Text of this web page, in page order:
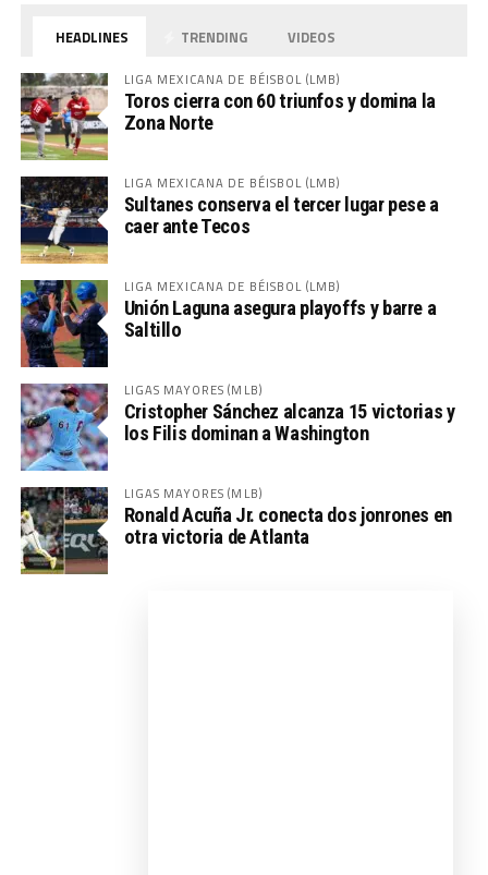
HEADLINES TRENDING VIDEOS
LIGA MEXICANA DE BÉISBOL (LMB)
Toros cierra con 60 triunfos y domina la
Zona Norte
LIGA MEXICANA DE BÉISBOL (LMB)
Sultanes conserva el tercer lugar pese a
caer ante Tecos
LIGA MEXICANA DE BÉISBOL (LMB)
Unión Laguna asegura playoffs y barre a
Saltillo
LIGAS MAYORES (MLB)
Cristopher Sánchez alcanza 15 victorias y
los Filis dominan a Washington
LIGAS MAYORES (MLB)
Ronald Acuña Jr. conecta dos jonrones en
otra victoria de Atlanta